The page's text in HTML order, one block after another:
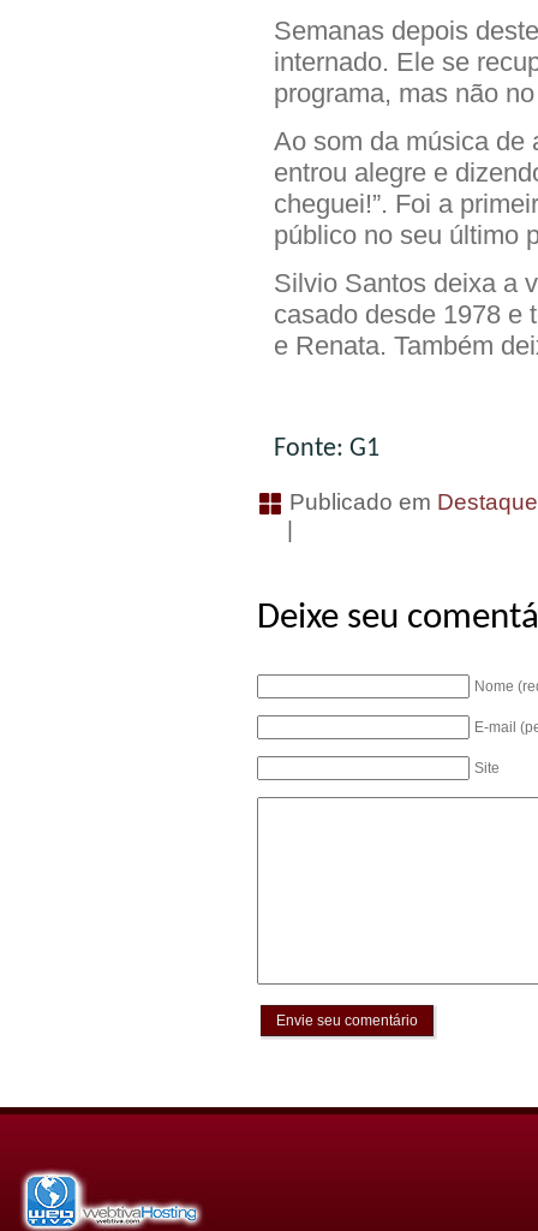
Semanas depois
internado. Ele se
programa, mas não
Ao som da música de
entrou alegre e
cheguei!”. Foi a
público no seu último
Silvio Santos deixa a
casado desde 1978 e
e Renata. Também
Fonte: G1
Publicado em
|
Deixe seu
Nome
E-mail
Site
Envie seu comentário